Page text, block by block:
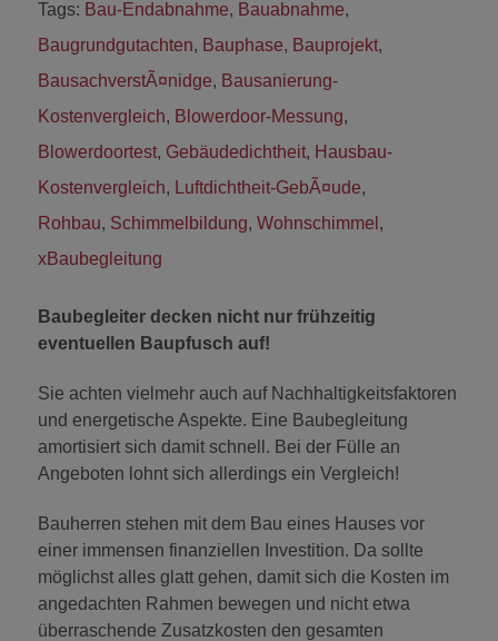
Tags: Bau-Endabnahme, Bauabnahme,
Baugrundgutachten, Bauphase, Bauprojekt,
BausachverstÃ¤nidge, Bausanierung-
Kostenvergleich, Blowerdoor-Messung,
Blowerdoortest, Gebäudedichtheit, Hausbau-
Kostenvergleich, Luftdichtheit-GebÃ¤ude,
Rohbau, Schimmelbildung, Wohnschimmel ,
xBaubegleitung
Baubegleiter decken nicht nur frühzeitig
eventuellen Baupfusch auf!
Sie achten vielmehr auch auf Nachhaltigkeitsfaktoren
und energetische Aspekte. Eine Baubegleitung
amortisiert sich damit schnell. Bei der Fülle an
Angeboten lohnt sich allerdings ein Vergleich!
Bauherren stehen mit dem Bau eines Hauses vor
einer immensen finanziellen Investition. Da sollte
möglichst alles glatt gehen, damit sich die Kosten im
angedachten Rahmen bewegen und nicht etwa
überraschende Zusatzkosten den gesamten